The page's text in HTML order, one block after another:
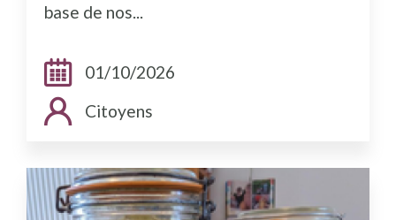
base de nos...
Dates:01/10/2026
Public cible:
Citoyens